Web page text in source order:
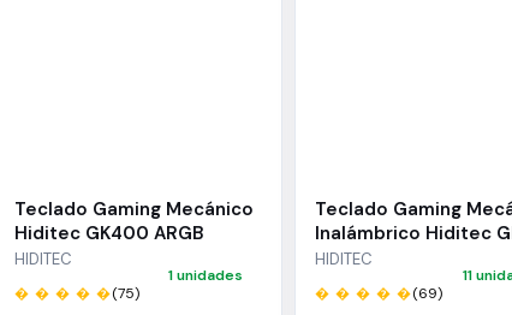
Teclado Gaming Mecánico
Hiditec GK400 ARGB
HIDITEC
� � � � �(75)
1 unidades
Teclado Gaming
Inalámbrico Hiditec
Switch Marrón/ Negro
HIDITEC
� � � � �(69)
11